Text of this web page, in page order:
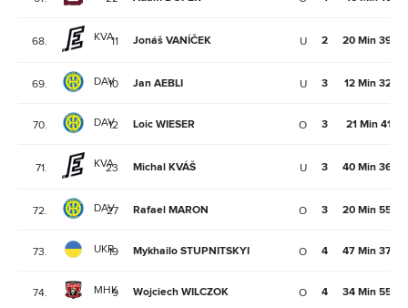
68. KVA11 Jonáš VANÍČEK U 2 20 Min
69. DAV10 Jan AEBLI U 3 12 Min
70. DAV12 Loic WIESER O 3 21 Min
71. KVA
23 Michal KVÁŠ U 3 40 Min
72. DAV
27 Rafael MARON O 3 20 Min
73. UKR19 Mykhailo STUPNITSKYI O 4 47 Min
74. MHK
9 Wojciech WILCZOK O 4 34 Min